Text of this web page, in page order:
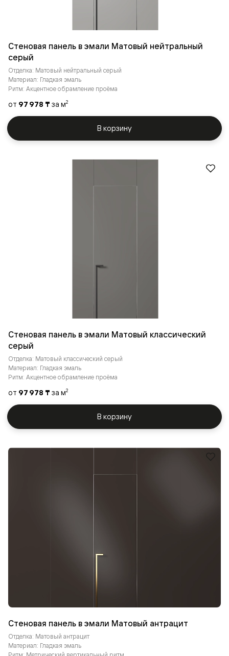
Стеновая панель в эмали Матовый нейтральный
серый
Отделка: Матовый нейтральный серый
Материал: Гладкая эмаль
Ритм: Акцентное обрамление проёма
от 97 978 ₸ за м2
В корзину
Стеновая панель в эмали Матовый классический
серый
Отделка: Матовый классический серый
Материал: Гладкая эмаль
Ритм: Акцентное обрамление проёма
от 97 978 ₸ за м2
В корзину
Стеновая панель в эмали Матовый антрацит
Отделка: Матовый антрацит
Материал: Гладкая эмаль